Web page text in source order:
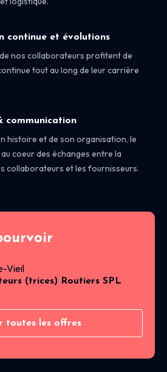
continue et évolutions
de nos collaborateurs profitent de
tout au long de leur carrière
communication
histoire et de son organisation, le
coeur des échanges entre la
collaborateurs et les fournisseurs.
Vieil
(trices) Routiers SPL
toutes les offres